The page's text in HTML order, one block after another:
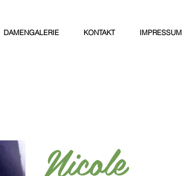
DAMENGALERIE KONTAKT IMPRESSUM
Nicole